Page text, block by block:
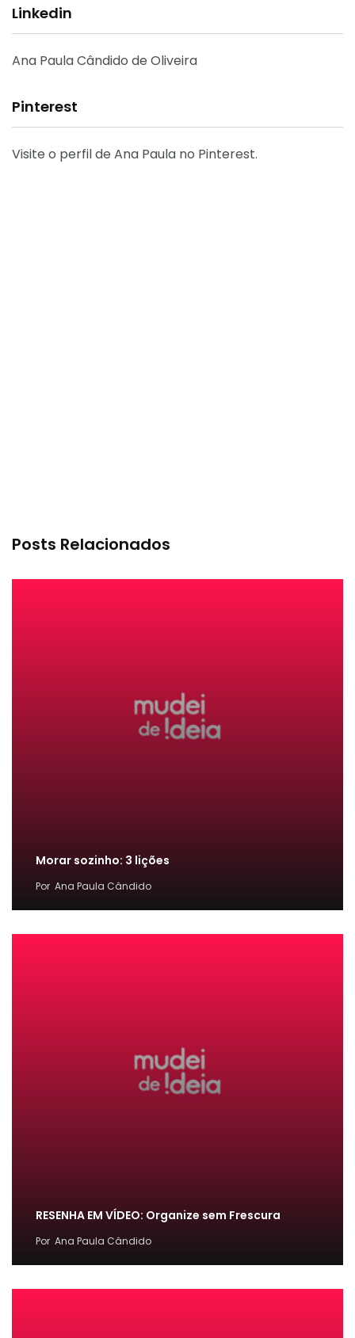
Linkedin
Ana Paula Cândido de Oliveira
Pinterest
Visite o perfil de Ana Paula no Pinterest.
Posts Relacionados
Morar sozinho: 3 lições
Por Ana Paula Cândido
RESENHA EM VÍDEO: Organize sem Frescura
Por Ana Paula Cândido